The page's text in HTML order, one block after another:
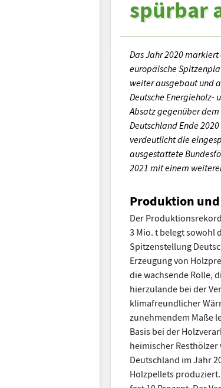
spürbar
Das Jahr 2020
europäische
weiter ausgebaut und
Deutsche Energieholz-
Absatz gegenüber
Deutschland Ende
verdeutlicht die
ausgestattete
2021 mit einem
Produktion
Der
3 Mio. t belegt sowohl
Spitzenstellung
Erzeugung von
die wachsende Rolle,
hierzulande bei der
klimafreundlicher
zunehmendem Maße
Basis bei der
heimischer
Deutschland im Jahr
Holzpellets